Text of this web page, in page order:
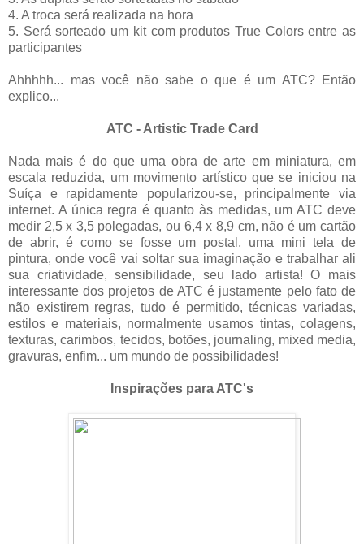
4. A troca será realizada na hora
5. Será sorteado um kit com produtos True Colors entre as
participantes
Ahhhhh... mas você não sabe o que é um ATC? Então
explico...
ATC - Artistic Trade Card
Nada mais é do que uma obra de arte em miniatura, em
escala reduzida, um movimento artístico que se iniciou na
Suíça e rapidamente popularizou-se, principalmente via
internet. A única regra é quanto às medidas, um ATC deve
medir 2,5 x 3,5 polegadas, ou 6,4 x 8,9 cm, não é um cartão
de abrir, é como se fosse um postal, uma mini tela de
pintura, onde você vai soltar sua imaginação e trabalhar ali
sua criatividade, sensibilidade, seu lado artista! O mais
interessante dos projetos de ATC é justamente pelo fato de
não existirem regras, tudo é permitido, técnicas variadas,
estilos e materiais, normalmente usamos tintas, colagens,
texturas, carimbos, tecidos, botões, journaling, mixed media,
gravuras, enfim... um mundo de possibilidades!
Inspirações para ATC's